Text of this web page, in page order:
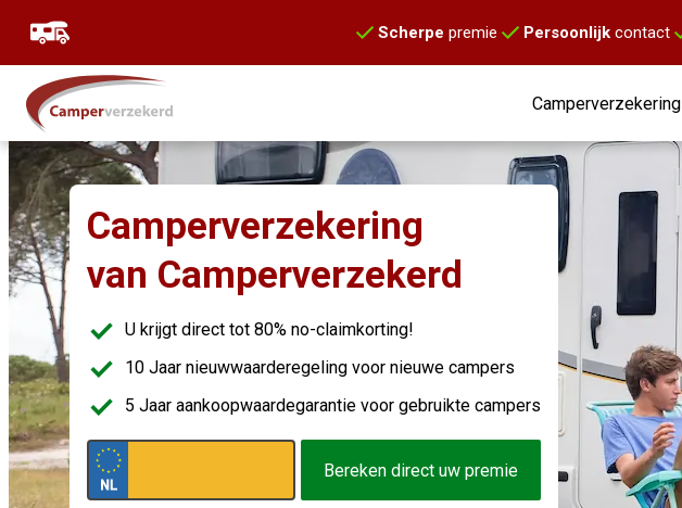
Scherpe premie Persoonlijk contact
Camperverzekering
Camperverzekering
van Camperverzekerd
U krijgt direct tot 80% no-claimkorting!
10 Jaar nieuwwaarderegeling voor nieuwe campers
5 Jaar aankoopwaardegarantie voor gebruikte campers
Bereken direct uw premie